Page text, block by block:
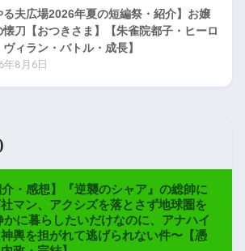
る夫広場2026年夏の短編祭・紹介】お嬢
懐刀【おつきさま】【朱雀院都子・ヒーロ
ヴィラン・バトル・成長】
年8月6日